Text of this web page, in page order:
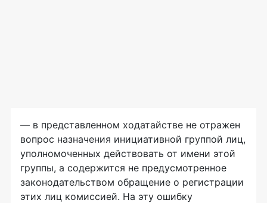
— в представленном ходатайстве не отражен
вопрос назначения инициативной группой лиц,
уполномоченных действовать от имени этой
группы, а содержится не предусмотренное
законодательством обращение о регистрации
этих лиц комиссией. На эту ошибку